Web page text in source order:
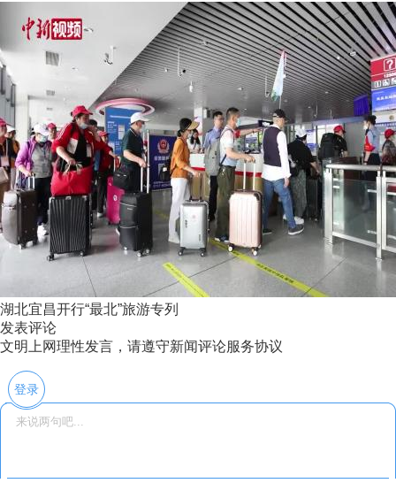
湖北宜昌开行“最北”旅游专列
发表评论
文明上网理性发言，请遵守新闻评论服务协议
登录